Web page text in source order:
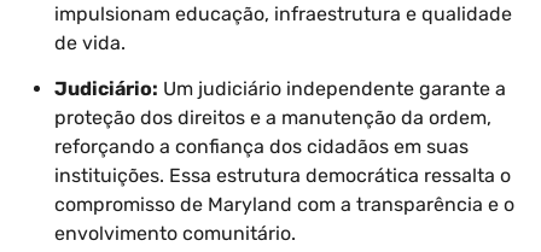
impulsionam educação, infraestrutura e qualidade
de vida.
Judiciário: Um judiciário independente garante a
proteção dos direitos e a manutenção da ordem,
reforçando a confiança dos cidadãos em suas
instituições. Essa estrutura democrática ressalta o
compromisso de Maryland com a transparência e o
envolvimento comunitário.